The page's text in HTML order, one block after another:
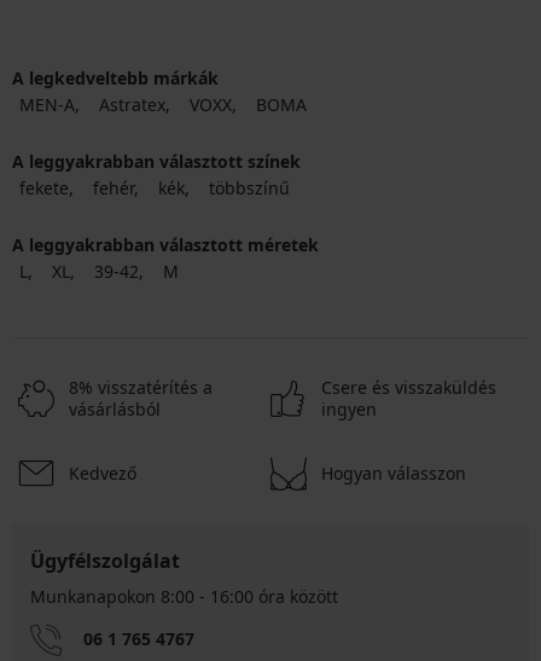
A legkedveltebb márkák
MEN-A
Astratex VOXX BOMA
A leggyakrabban választott színek
fekete
fehér kék többszínű
A leggyakrabban választott méretek
L
XL 39-42 M
8% visszatérítés a
vásárlásból
Csere és visszaküldés
ingyen
Kedvező Hogyan válasszon
Ügyfélszolgálat
Munkanapokon 8:00 - 16:00 óra között
06 1 765 4767